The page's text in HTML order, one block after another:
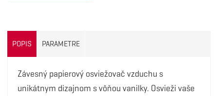
POPIS PARAMETRE
Závesný papierový osviežovač vzduchu s
unikátnym dizajnom s vôňou vanilky. Osvieži vaše